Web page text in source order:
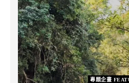
專題企畫